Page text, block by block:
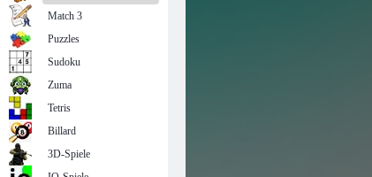
Match 3
Puzzles
Sudoku
Zuma
Tetris
Billard
3D-Spiele